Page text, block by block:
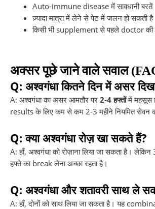
Auto-immune disease में सावधानी बरतें
ज़्यादा मात्रा में लेने से पेट में जलन हो सकती है
किसी भी supplement से पहले doctor की
अक्सर पूछे जाने वाले सवाल
Q: अश्वगंधा कितने दिन में असर
A: अश्वगंधा का असर आमतौर पर 2-4 हफ्तोंमें महसूस
results के लिए कम से कम 2-3 महीने नियमित सेवन
Q: क्या अश्वगंधा रोज़ खा सकते हैं?
A: हाँ, अश्वगंधा को रोज़ाना लिया जा सकता है।
हफ्ते का break लेना अच्छा रहता है।
Q: अश्वगंधा और शतावरी साथ ले
A: हाँ, दोनों को साथ लिया जा सकता है। यह